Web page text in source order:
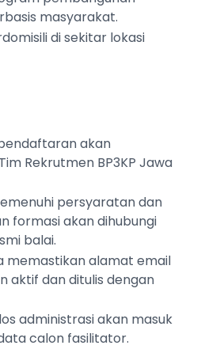
masyarakat.
di sekitar lokasi
akan
Rekrutmen BP3KP Jawa
persyaratan dan
formasi akan dihubungi
balai.
memastikan alamat email
aktif dan ditulis dengan
administrasi akan masuk
calon fasilitator.